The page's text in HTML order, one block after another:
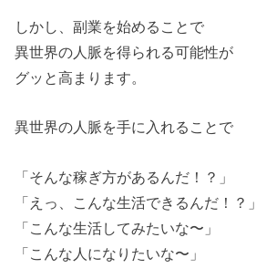
しかし、副業を始めることで
異世界の人脈を得られる可能性が
グッと高まります。
異世界の人脈を手に入れることで
「そんな稼ぎ方があるんだ！？」
「えっ、こんな生活できるんだ！？」
「こんな生活してみたいな〜」
「こんな人になりたいな〜」